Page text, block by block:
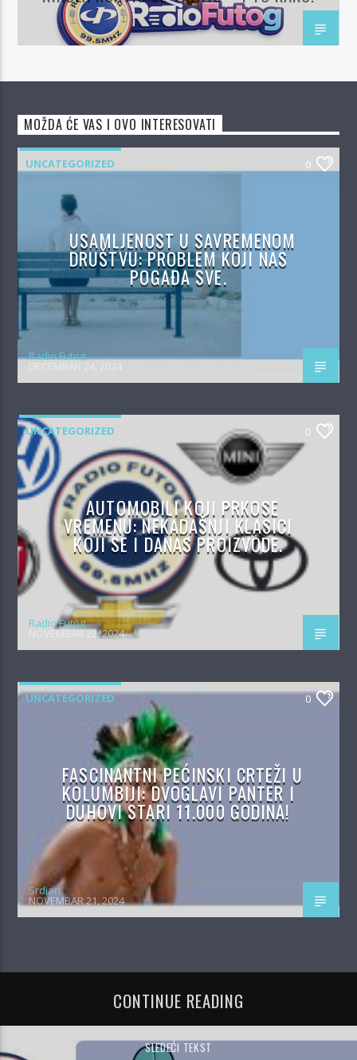
MOŽDA ĆE VAS I OVO INTERESOVATI
UNCATEGORIZED 0
USAMLJENOST U SAVREMENOM
DRUŠTVU: PROBLEM KOJI NAS
POGAĐA SVE.
Radio Futog
DECEMBAR 24, 2024
UNCATEGORIZED 0
AUTOMOBILI KOJI PRKOSE
VREMENU: NEKADAŠNJI KLASICI
KOJI SE I DANAS PROIZVODE.
Radio Futog
NOVEMBAR 22, 2024
UNCATEGORIZED 0
FASCINANTNI PEĆINSKI CRTEŽI U
KOLUMBIJI: DVOGLAVI PANTER I
DUHOVI STARI 11.000 GODINA!
Srdjan
NOVEMBAR 21, 2024
CONTINUE READING
SLEDEĆI TEKST